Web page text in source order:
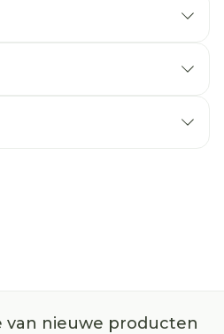
van nieuwe producten